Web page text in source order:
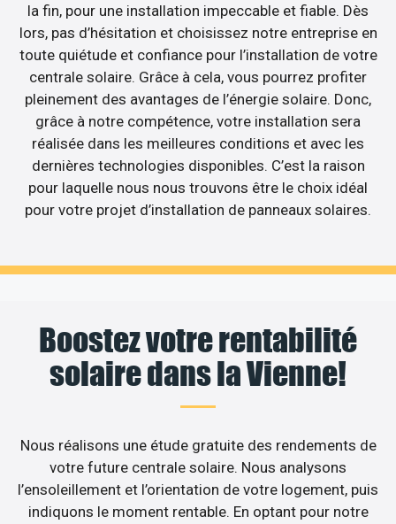
la fin, pour une installation impeccable et fiable. Dès
lors, pas d’hésitation et choisissez notre entreprise en
toute quiétude et confiance pour l’installation de votre
centrale solaire. Grâce à cela, vous pourrez profiter
pleinement des avantages de l’énergie solaire. Donc,
grâce à notre compétence, votre installation sera
réalisée dans les meilleures conditions et avec les
dernières technologies disponibles. C’est la raison
pour laquelle nous nous trouvons être le choix idéal
pour votre projet d’installation de panneaux solaires.
Boostez votre rentabilité
solaire dans la Vienne!
Nous réalisons une étude gratuite des rendements de
votre future centrale solaire. Nous analysons
l’ensoleillement et l’orientation de votre logement, puis
indiquons le moment rentable. En optant pour notre